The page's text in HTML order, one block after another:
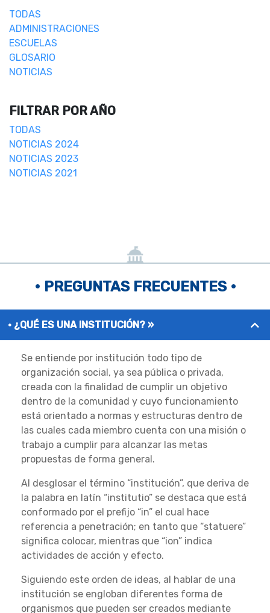
TODAS
ADMINISTRACIONES
ESCUELAS
GLOSARIO
NOTICIAS
FILTRAR POR AÑO
TODAS
NOTICIAS 2024
NOTICIAS 2023
NOTICIAS 2021
• PREGUNTAS FRECUENTES •
¿QUÉ ES UNA INSTITUCIÓN? »
Se entiende por institución todo tipo de
organización social, ya sea pública o privada,
creada con la finalidad de cumplir un objetivo
dentro de la comunidad y cuyo funcionamiento
está orientado a normas y estructuras dentro de
las cuales cada miembro cuenta con una misión o
trabajo a cumplir para alcanzar las metas
propuestas de forma general.
Al desglosar el término “institución”, que deriva de
la palabra en latín “institutio” se destaca que está
conformado por el prefijo “in” el cual hace
referencia a penetración; en tanto que “statuere”
significa colocar, mientras que “ion” indica
actividades de acción y efecto.
Siguiendo este orden de ideas, al hablar de una
institución se engloban diferentes forma de
organismos que pueden ser creados mediante